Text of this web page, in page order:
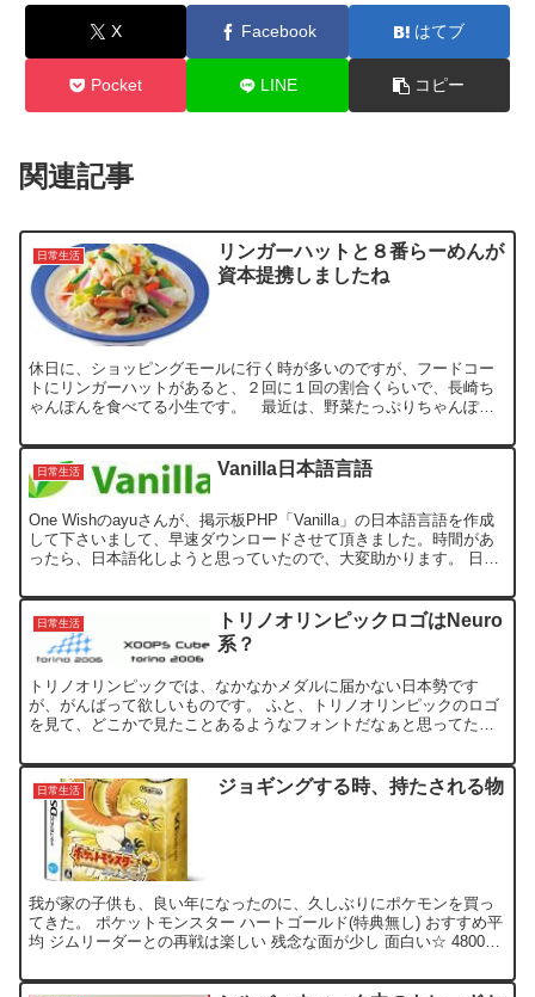
X Facebook はてブ
Pocket LINE コピー
関連記事
日常生活
リンガーハットと８番らーめんが
資本提携しましたね
休日に、ショッピングモールに行く時が多いのですが、フードコー
トにリンガーハットがあると、２回に１回の割合くらいで、長崎ち
ゃんぽんを食べてる小生です。 最近は、野菜たっぷりちゃんぽん
日常生活 Vanilla日本語言語
One Wishのayuさんが、掲示板PHP「Vanilla」の日本語言語を作成
して下さいまして、早速ダウンロードさせて頂きました。時間があ
ったら、日本語化しようと思っていたので、大変助かります。 日本
日常生活
トリノオリンピックロゴはNeuro
系？
トリノオリンピックでは、なかなかメダルに届かない日本勢です
が、がんばって欲しいものです。 ふと、トリノオリンピックのロゴ
を見て、どこかで見たことあるようなフォントだなぁと思ってた
日常生活 ジョギングする時、持たされる物
我が家の子供も、良い年になったのに、久しぶりにポケモンを買っ
てきた。 ポケットモンスター ハートゴールド(特典無し) おすすめ平
均 ジムリーダーとの再戦は楽しい 残念な面が少し 面白い☆ 4800円